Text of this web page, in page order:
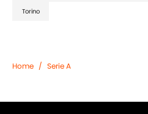
Torino
Home / Serie A